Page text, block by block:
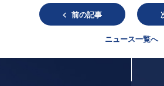
前の記事
ニュース一覧へ